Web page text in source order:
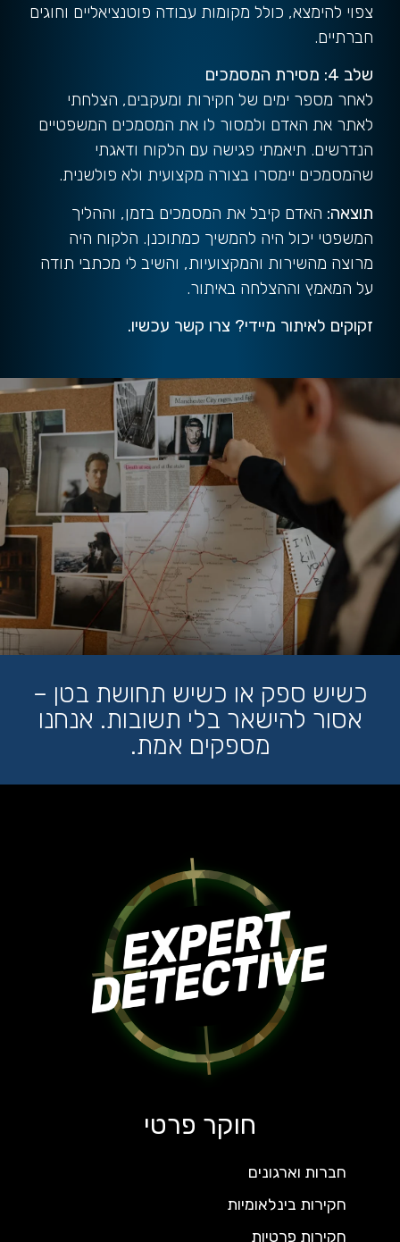
צפוי להימצא, כולל מקומות עבודה פוטנציאליים וחוגים
חברתיים.
שלב 4: מסירת המסמכים
לאחר מספר ימים של חקירות ומעקבים, הצלחתי
לאתר את האדם ולמסור לו את המסמכים המשפטיים
הנדרשים. תיאמתי פגישה עם הלקוח ודאגתי
שהמסמכים יימסרו בצורה מקצועית ולא פולשנית.
תוצאה: האדם קיבל את המסמכים בזמן, וההליך
המשפטי יכול היה להמשיך כמתוכנן. הלקוח היה
מרוצה מהשירות והמקצועיות, והשיב לי מכתבי תודה
על המאמץ וההצלחה באיתור.
זקוקים לאיתור מיידי? צרו קשר עכשיו.
כשיש ספק או כשיש תחושת בטן –
אסור להישאר בלי תשובות. אנחנו
מספקים אמת.
חוקר פרטי
חברות וארגונים
חקירות בינלאומיות
חקירות פרטיות